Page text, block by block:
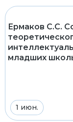
Ермаков С.С.
младших
1 июн.